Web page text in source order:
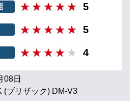
5
5
4
08日
(ブリザック) DM-V3